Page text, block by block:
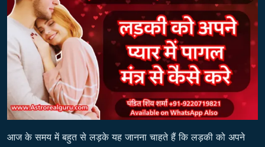
आज के समय में बहुत से लड़के यह जानना चाहते हैं कि लड़की को अपने